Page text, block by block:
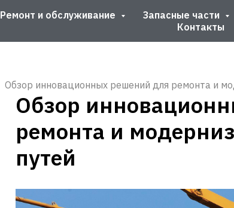
Ремонт и обслуживание Запасные части
Контакты
Обзор инновационных решений для ремонта и
Обзор
ремонта и
путей